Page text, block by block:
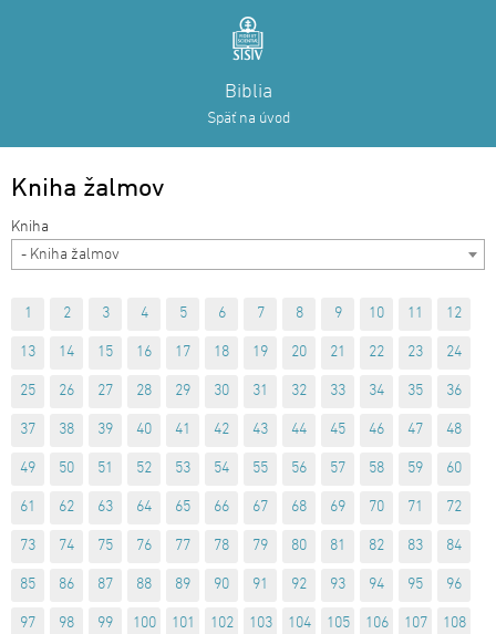
Biblia
Späť na úvod
Kniha žalmov
- Kniha žalmov
1 2 3 4 5 6 7 8 9 10 11 12
13 14 15 16 17 18 19 20 21 22 23 24
25 26 27 28 29 30 31 32 33 34 35 36
37 38 39 40 41 42 43 44 45 46 47 48
49 50 51 52 53 54 55 56 57 58 59 60
61 62 63 64 65 66 67 68 69 70 71 72
73 74 75 76 77 78 79 80 81 82 83 84
85 86 87 88 89 90 91 92 93 94 95 96
97 98 99 100 101 102 103 104 105 106 107 108